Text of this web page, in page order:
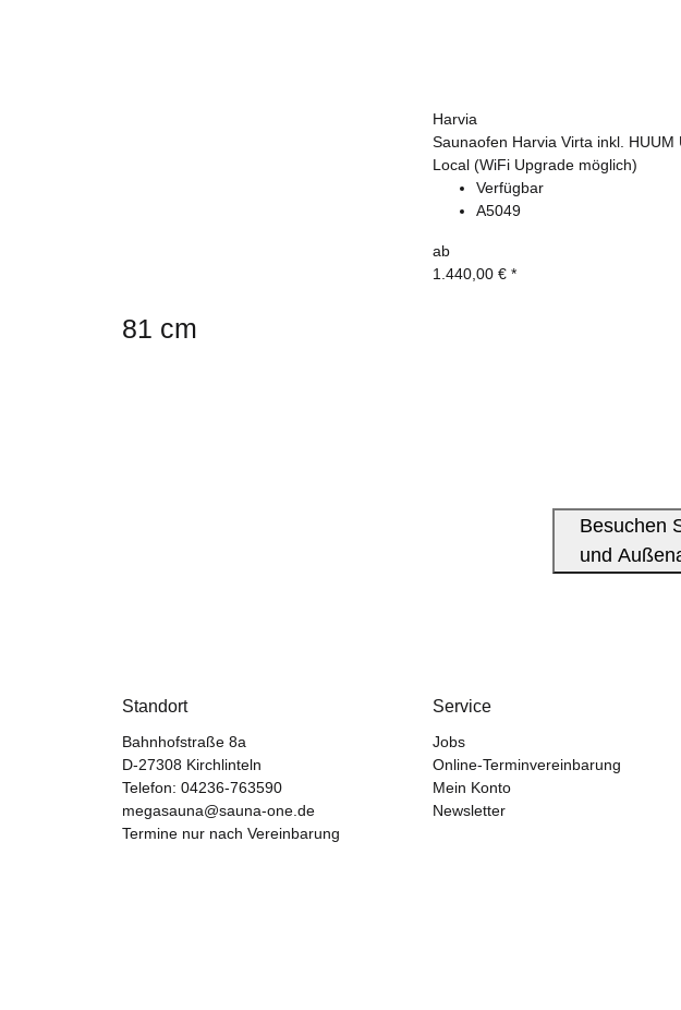
Harvia
Saunaofen Harvia Virta inkl. HUUM
Local (WiFi Upgrade möglich)
Verfügbar
A5049
ab
1.440,00 € *
81 cm
Besuchen
und
Standort
Bahnhofstraße 8a
D-27308 Kirchlinteln
Telefon: 04236-763590
megasauna@sauna-one.de
Termine nur nach Vereinbarung
Service
Jobs
Online-Terminvereinbarung
Mein Konto
Newsletter